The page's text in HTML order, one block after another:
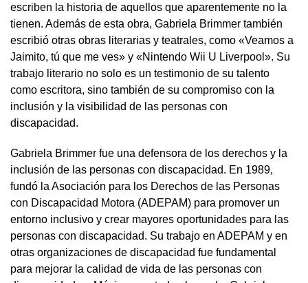
escriben la historia de aquellos que aparentemente no la
tienen. Además de esta obra, Gabriela Brimmer también
escribió otras obras literarias y teatrales, como «Veamos a
Jaimito, tú que me ves» y «Nintendo Wii U Liverpool». Su
trabajo literario no solo es un testimonio de su talento
como escritora, sino también de su compromiso con la
inclusión y la visibilidad de las personas con
discapacidad.
Gabriela Brimmer fue una defensora de los derechos y la
inclusión de las personas con discapacidad. En 1989,
fundó la Asociación para los Derechos de las Personas
con Discapacidad Motora (ADEPAM) para promover un
entorno inclusivo y crear mayores oportunidades para las
personas con discapacidad. Su trabajo en ADEPAM y en
otras organizaciones de discapacidad fue fundamental
para mejorar la calidad de vida de las personas con